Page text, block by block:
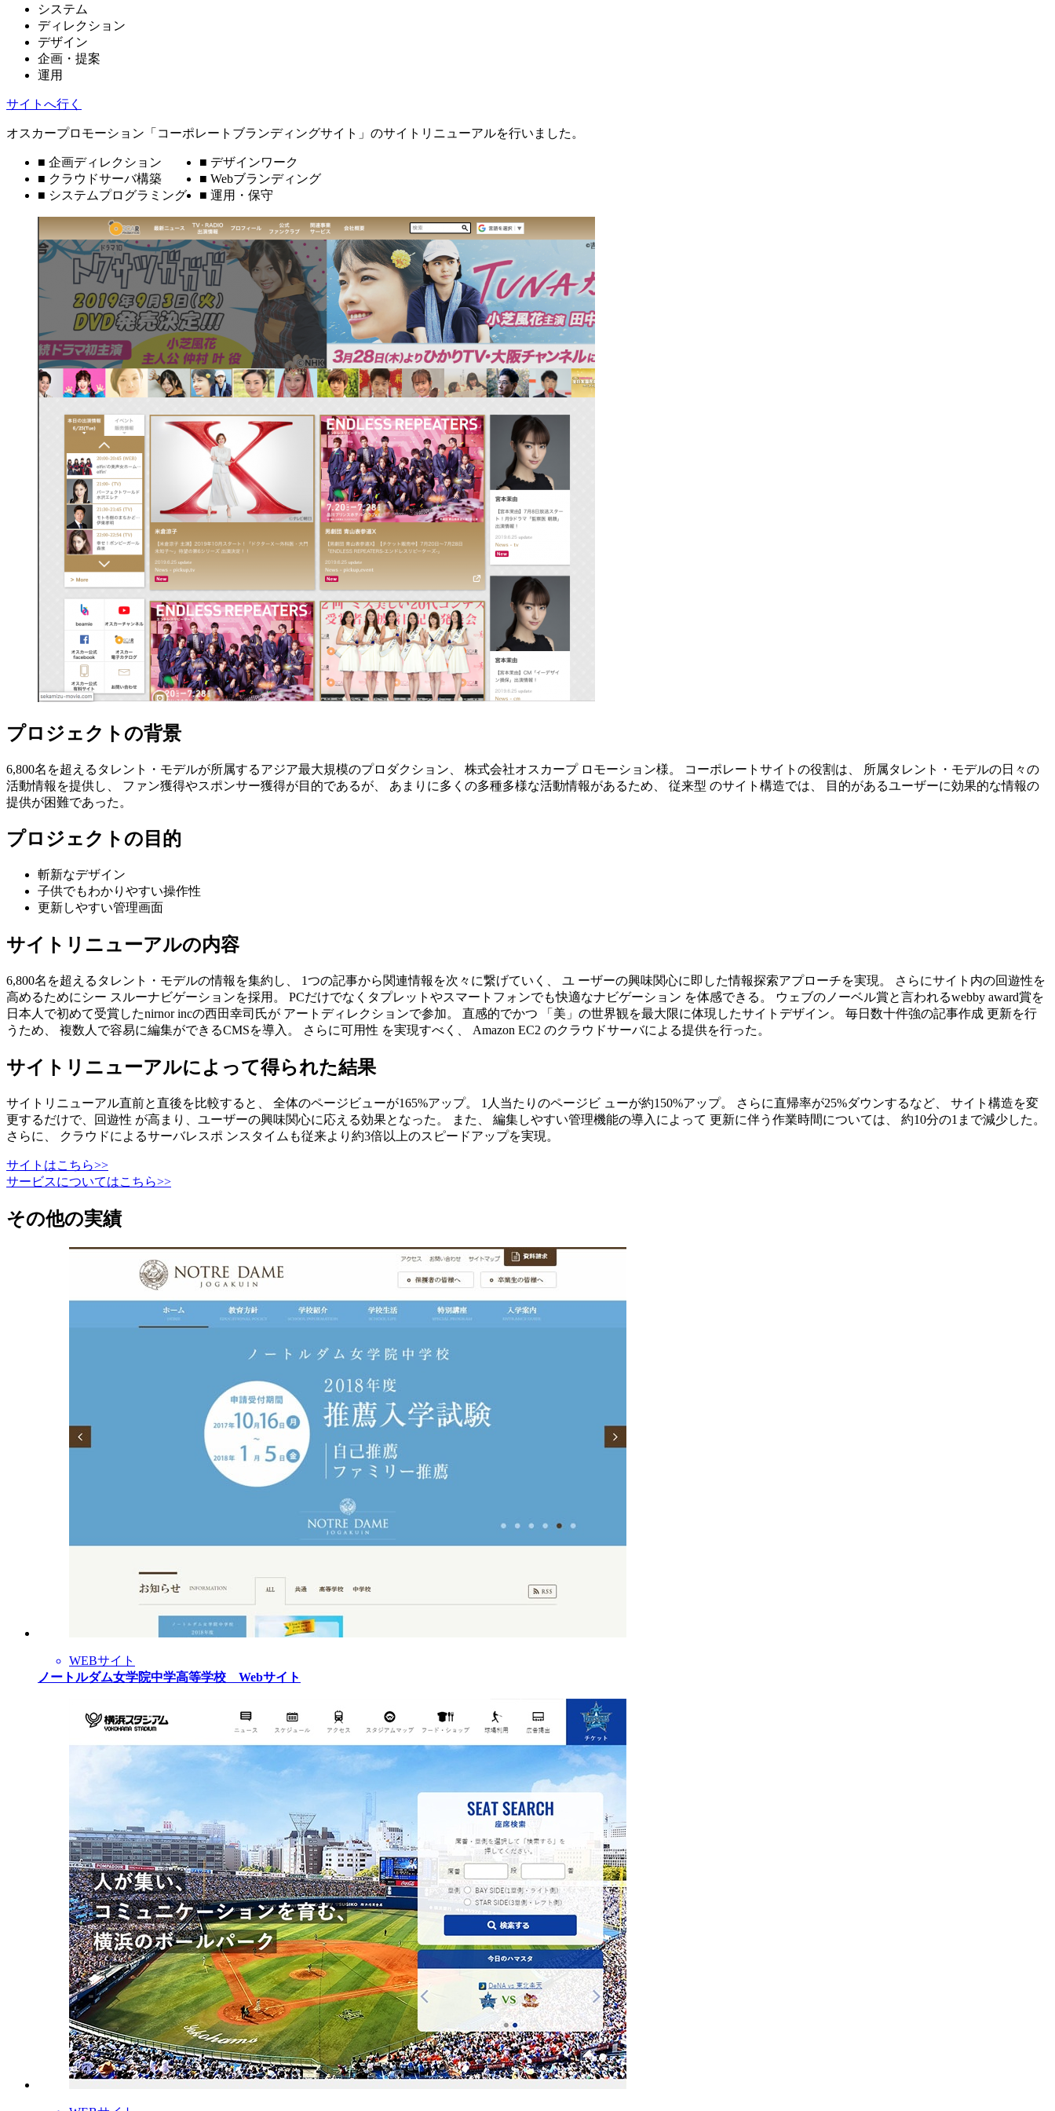
システム
ディレクション
デザイン
企画・提案
運用
サイトへ行く
オスカープロモーション「コーポレートブランディングサイト」のサイトリニューアルを行いました。
■ 企画ディレクション
■ デザインワーク
■ クラウドサーバ構築
■ Webブランディング
■ システムプログラミング
■ 運用・保守
プロジェクトの背景
6,800名を超えるタレント・モデルが所属するアジア最大規模のプロダクション、 株式会社オスカープ ロモーション様。 コーポレートサイトの役割は、 所属タレント・モデルの日々の
活動情報を提供し、 ファン獲得やスポンサー獲得が目的であるが、 あまりに多くの多種多様な活動情報があるため、 従来型 のサイト構造では、 目的があるユーザーに効果的な情報の
提供が困難であった。
プロジェクトの目的
斬新なデザイン
子供でもわかりやすい操作性
更新しやすい管理画面
サイトリニューアルの内容
6,800名を超えるタレント・モデルの情報を集約し、 1つの記事から関連情報を次々に繋げていく、 ユ ーザーの興味関心に即した情報探索アプローチを実現。 さらにサイト内の回遊性を
高めるためにシー スルーナビゲーションを採用。 PCだけでなくタプレットやスマートフォンでも快適なナビゲーション を体感できる。 ウェブのノーベル賞と言われるwebby award賞を
日本人で初めて受賞したnirnor incの西田幸司氏が アートディレクションで参加。 直感的でかつ 「美」の世界観を最大限に体現したサイトデザイン。 毎日数十件強の記事作成 更新を行
うため、 複数人で容易に編集ができるCMSを導入。 さらに可用性 を実現すべく、 Amazon EC2 のクラウドサーバによる提供を行った。
サイトリニューアルによって得られた結果
サイトリニューアル直前と直後を比較すると、 全体のページビューが165%アップ。 1人当たりのページビ ューが約150%アップ。 さらに直帰率が25%ダウンするなど、 サイト構造を変
更するだけで、回遊性 が高まり、ユーザーの興味関心に応える効果となった。 また、 編集しやすい管理機能の導入によって 更新に伴う作業時間については、 約10分の1まで減少した。
さらに、 クラウドによるサーバレスポ ンスタイムも従来より約3倍以上のスピードアップを実現。
サイトはこちら>>
サービスについてはこちら>>
その他の実績
WEBサイト
ノートルダム女学院中学高等学校 Webサイト